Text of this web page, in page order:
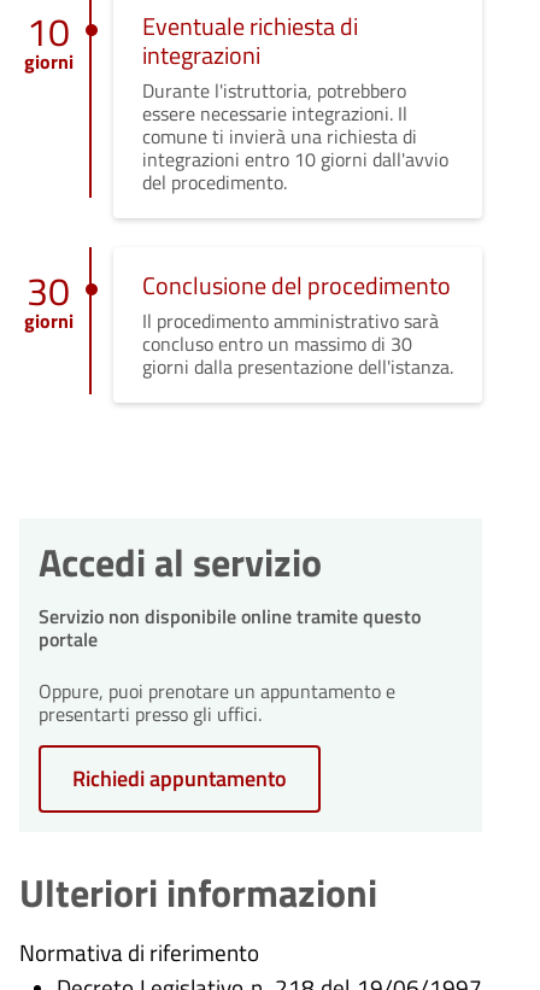
10
giorni
Eventuale richiesta di
integrazioni
Durante l'istruttoria, potrebbero
essere necessarie integrazioni. Il
comune ti invierà una richiesta di
integrazioni entro 10 giorni dall'avvio
del procedimento.
30
giorni
Conclusione del procedimento
Il procedimento amministrativo sarà
concluso entro un massimo di 30
giorni dalla presentazione dell'istanza.
Accedi al servizio
Servizio non disponibile online tramite questo
portale
Oppure, puoi prenotare un appuntamento e
presentarti presso gli uffici.
Richiedi appuntamento
Ulteriori informazioni
Normativa di riferimento